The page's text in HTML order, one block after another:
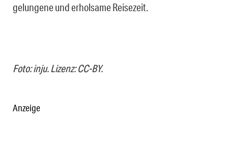
gelungene und erholsame Reisezeit.
Foto: inju. Lizenz: CC-BY.
Anzeige